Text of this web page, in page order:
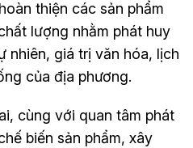
thiện các sản phẩm
lượng nhằm phát huy
nhiên, giá trị văn hóa, lịch
của địa phương.
cùng với quan tâm phát
biến sản phẩm, xây